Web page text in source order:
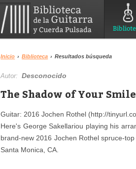
Inicio › Biblioteca › Resultados búsqueda
Autor:Desconocido
The Shadow of Your
Guitar: 2016 Jochen Rothel (http://
Here's George Sakellariou playing his
brand-new 2016 Jochen Rothel spruce-
Santa Monica, CA.